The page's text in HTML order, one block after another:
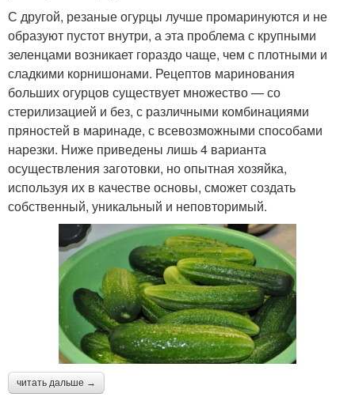
С другой, резаные огурцы лучше промаринуются и не
образуют пустот внутри, а эта проблема с крупными
зеленцами возникает гораздо чаще, чем с плотными и
сладкими корнишонами. Рецептов маринования
больших огурцов существует множество — со
стерилизацией и без, с различными комбинациями
пряностей в маринаде, с всевозможными способами
нарезки. Ниже приведены лишь 4 варианта
осуществления заготовки, но опытная хозяйка,
используя их в качестве основы, сможет создать
собственный, уникальный и неповторимый.
читать дальше →